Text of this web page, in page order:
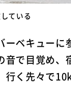
ている
ベキューに
で目覚め、
行く先々で